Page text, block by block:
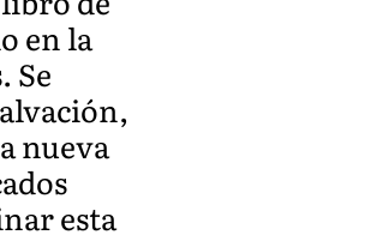
en la
Se
nueva
esta